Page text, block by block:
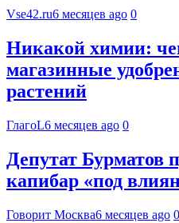
Vse42.ru6 месяцев ago 0
Никакой химии:
магазинные
растений
ГлагоL6 месяцев ago 0
Депутат Бурматов
капибар «под
Говорит Москва6 месяцев ago 0